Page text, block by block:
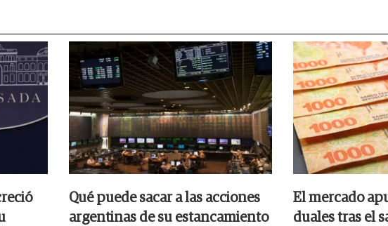
Qué puede sacar a las acciones
argentinas de su estancamiento
El mercado
duales tras el